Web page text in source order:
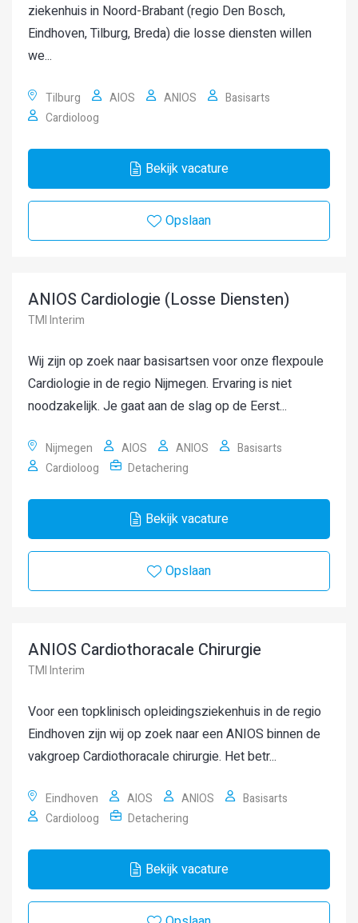
ziekenhuis in Noord-Brabant (regio Den Bosch,
Eindhoven, Tilburg, Breda) die losse diensten willen
we...
Tilburg AIOS ANIOS
Basisarts
Cardioloog
Bekijk vacature
Opslaan
ANIOS Cardiologie (Losse Diensten)
TMI Interim
Wij zijn op zoek naar basisartsen voor onze flexpoule
Cardiologie in de regio Nijmegen. Ervaring is niet
noodzakelijk. Je gaat aan de slag op de Eerst...
Nijmegen AIOS ANIOS
Basisarts
Cardioloog
Detachering
Bekijk vacature
Opslaan
ANIOS Cardiothoracale Chirurgie
TMI Interim
Voor een topklinisch opleidingsziekenhuis in de regio
Eindhoven zijn wij op zoek naar een ANIOS binnen de
vakgroep Cardiothoracale chirurgie. Het betr...
Eindhoven AIOS ANIOS
Basisarts
Cardioloog
Detachering
Bekijk vacature